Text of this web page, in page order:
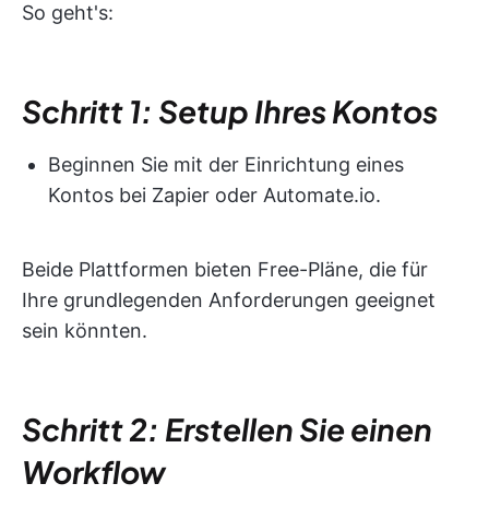
So geht's:
Schritt 1: Setup Ihres Kontos
Beginnen Sie mit der Einrichtung eines
Kontos bei Zapier oder Automate.io.
Beide Plattformen bieten Free-Pläne, die für
Ihre grundlegenden Anforderungen geeignet
sein könnten.
Schritt 2: Erstellen Sie einen
Workflow